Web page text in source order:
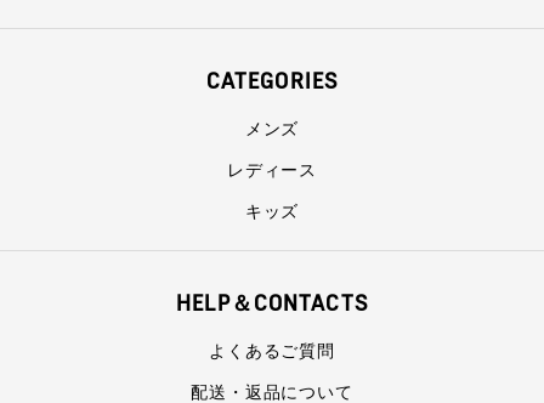
CATEGORIES
メンズ
レディース
キッズ
HELP＆CONTACTS
よくあるご質問
配送・返品について